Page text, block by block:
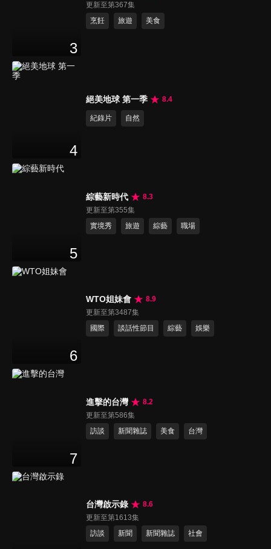
3
更新至第367集
烹飪
旅遊 美食
4
絕美地球 第一季 8.4
紀錄片 自然
5
綜藝新時代
8.3
更新至第355集
實境秀
旅遊 綜藝 職場
6
WTO姐妹會
8.9
更新至第3487集
國際
談話性節目 綜藝 娛樂
7
進擊的台灣
8.2
更新至第586集
訪談
新聞雜誌 美食 台灣
台灣啟示錄
8.6
更新至第1613集
訪談
新聞 新聞雜誌 社會